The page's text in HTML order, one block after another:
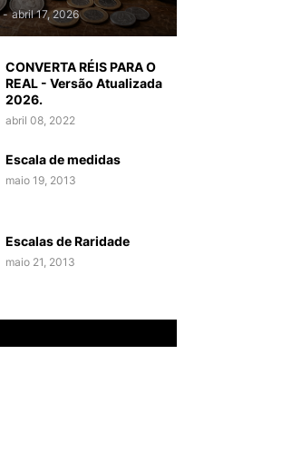
- abril 17, 2026
CONVERTA RÉIS PARA O
REAL - Versão Atualizada
2026.
abril 08, 2022
Escala de medidas
maio 19, 2013
Escalas de Raridade
maio 21, 2013